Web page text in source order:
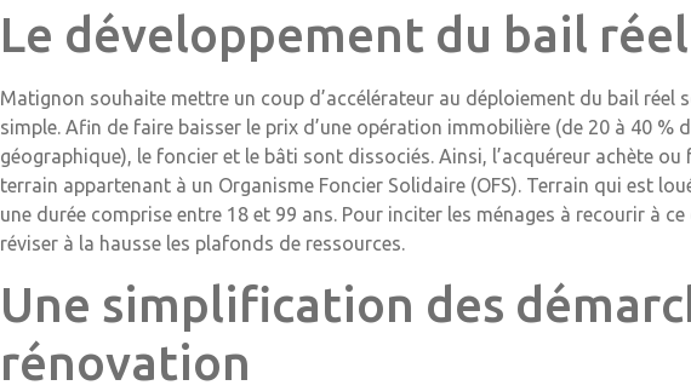
Le développement du bail
Matignon souhaite mettre un coup d’accélérateur au déploiement du bail réel
simple. Afin de faire baisser le prix d’une opération immobilière (de 20 à 40 %
géographique), le foncier et le bâti sont dissociés. Ainsi, l’acquéreur achète
terrain appartenant à un Organisme Foncier Solidaire (OFS). Terrain qui est
une durée comprise entre 18 et 99 ans. Pour inciter les ménages à recourir à
réviser à la hausse les plafonds de ressources.
Une simplification des
rénovation